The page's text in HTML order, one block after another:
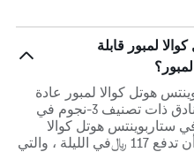
لمبور قابلة
هوتل كوالا لمبور عادة
أرخص بنسبة 62% عن المعدل لفنادق ذات تصنيف 3-نجوم في
ستاربوينتس هوتل كوالا
لمبور، ضع في اعتبارك أنه عليك أن تدفع 117 ﷼في الليلة ، والتي